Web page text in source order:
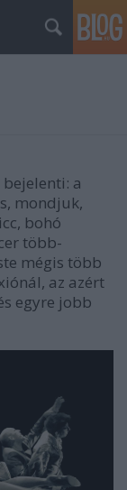
a
mondjuk,
bohó
több-
mégis több
az azért
egyre jobb